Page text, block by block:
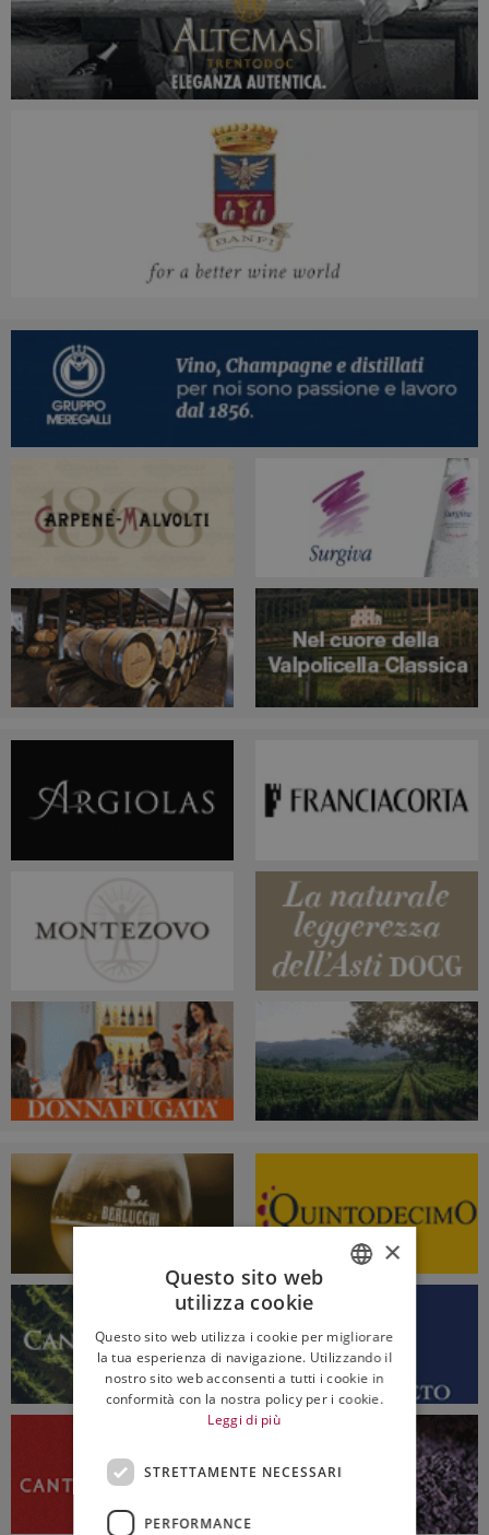
ENGLISH
×
Questo sito web
utilizza cookie
Questo sito web utilizza i cookie per migliorare
la tua esperienza di navigazione. Utilizzando il
nostro sito web acconsenti a tutti i cookie in
conformità con la nostra policy per i cookie.
Leggi di più
STRETTAMENTE NECESSARI
PERFORMANCE